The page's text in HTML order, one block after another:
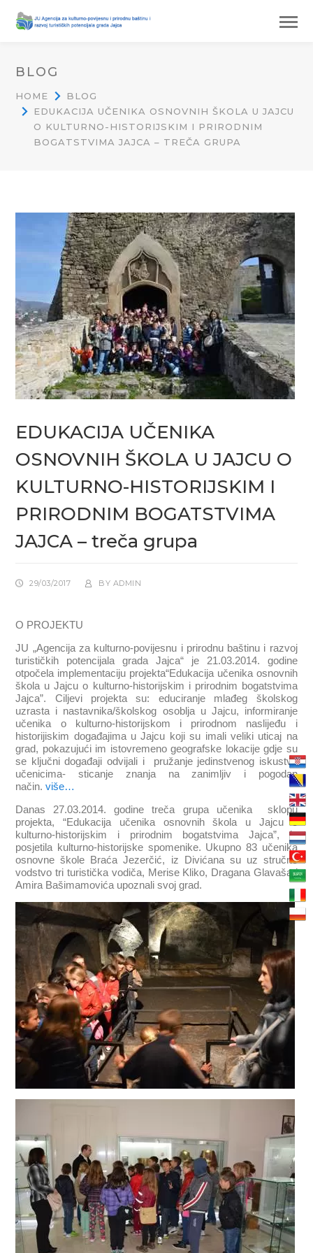
BLOG
HOME
BLOG
EDUKACIJA UČENIKA OSNOVNIH ŠKOLA U JAJCU
O KULTURNO-HISTORIJSKIM I PRIRODNIM
BOGATSTVIMA JAJCA – TREČA GRUPA
EDUKACIJA UČENIKA
OSNOVNIH ŠKOLA U JAJCU O
KULTURNO-HISTORIJSKIM I
PRIRODNIM BOGATSTVIMA
JAJCA – treča grupa
29/03/2017 BY ADMIN
O PROJEKTU
JU „Agencija za kulturno-povijesnu i prirodnu baštinu i razvoj
turističkih potencijala grada Jajca“ je 21.03.2014. godine
otpočela implementaciju projekta“Edukacija učenika osnovnih
škola u Jajcu o kulturno-historijskim i prirodnim bogatstvima
Jajca”. Ciljevi projekta su: educiranje mlađeg školskog
uzrasta i nastavnika/školskog osoblja u Jajcu, informiranje
učenika o kulturno-historijskom i prirodnom naslijeđu i
historijiskim događajima u Jajcu koji su imali veliki uticaj na
grad, pokazujući im istovremeno geografske lokacije gdje su
se ključni događaji odvijali i pružanje jedinstvenog iskustva
učenicima- sticanje znanja na zanimljiv i pogodan
način.više…
Danas 27.03.2014. godine treča grupa učenika sklopu
projekta, “Edukacija učenika osnovnih škola u Jajcu o
kulturno-historijskim i prirodnim bogatstvima Jajca”, je
posjetila kulturno-historijske spomenike. Ukupno 83 učenika
osnovne škole Braća Jezerčić, iz Divićana su uz stručno
vodstvo tri turistička vodiča, Merise Kliko, Dragana Glavaša i
Amira Bašimamovića upoznali svoj grad.